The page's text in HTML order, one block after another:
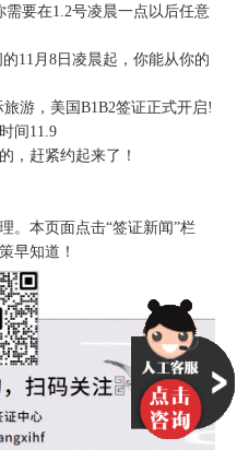
需要在1.2号凌晨一点以后任意
11月8日凌晨起，你能从你的
游，美国B1B2签证正式开启!
间11.9
，赶紧约起来了！
。本页面点击“签证新闻”栏
早知道！